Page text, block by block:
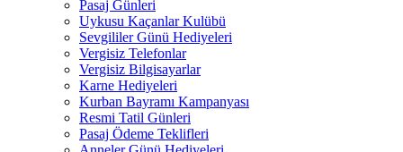
Pasaj Günleri
Uykusu Kaçanlar Kulübü
Sevgililer Günü Hediyeleri
Vergisiz Telefonlar
Vergisiz Bilgisayarlar
Karne Hediyeleri
Kurban Bayramı Kampanyası
Resmi Tatil Günleri
Pasaj Ödeme Teklifleri